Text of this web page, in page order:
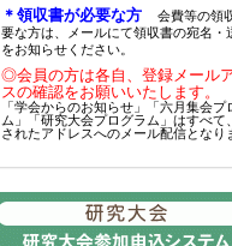
＊領収書が必要な方
会費等の領
要な方は、メールにて領収書の宛名・
をお知らせください。
◎会員の方は各自、登録メール
スの確認をお願いいたします。
「学会からのお知らせ」「六月集会プ
ム」「研究大会プログラム」はすべて
されたアドレスへのメール配信となり